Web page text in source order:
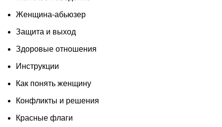
Женщина-абьюзер
Защита и выход
Здоровые отношения
Инструкции
Как понять женщину
Конфликты и решения
Красные флаги